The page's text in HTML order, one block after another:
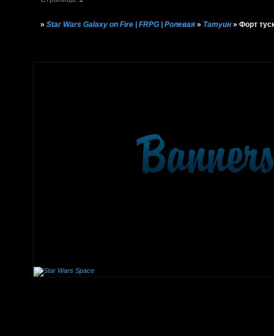
»Star Wars Galaxy on Fire | FRPG | Ролевая » Татуин »Форт